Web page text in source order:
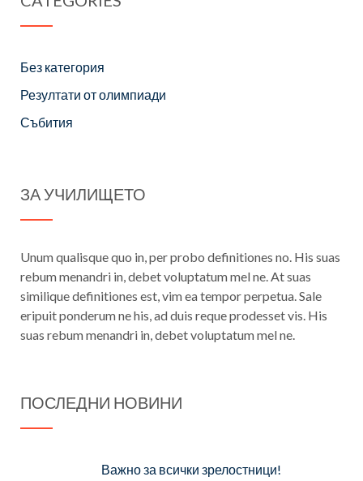
Без категория
Резултати от олимпиади
Събития
ЗА УЧИЛИЩЕТО
Unum qualisque quo in, per probo definitiones no. His suas
rebum menandri in, debet voluptatum mel ne. At suas
similique definitiones est, vim ea tempor perpetua. Sale
eripuit ponderum ne his, ad duis reque prodesset vis. His
suas rebum menandri in, debet voluptatum mel ne.
ПОСЛЕДНИ НОВИНИ
Важно за всички зрелостници!